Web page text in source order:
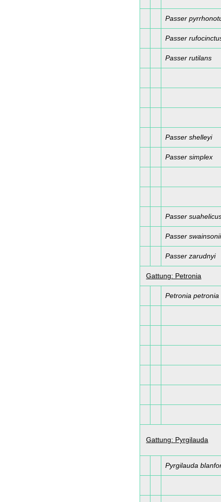
Passer
Passer
Passer rutilans
Passer shelleyi
Passer simplex
Passer
Passer swainsonii
Passer zarudnyi
Gattung: Petronia
Petronia petronia
Gattung: Pyrgilauda
Pyrgilauda